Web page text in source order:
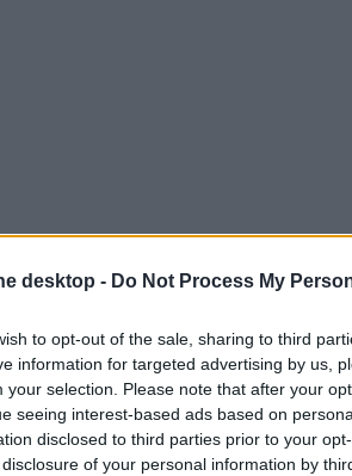
desktop - Do Not Process My
to opt-out of the sale, sharing to third
information for targeted advertising by us,
your selection. Please note that after your
seeing interest-based ads based on
disclosed to third parties prior to your
of your personal information by